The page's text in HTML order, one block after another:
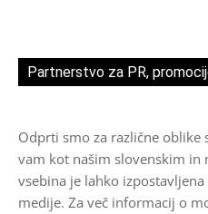
Partnerstvo za PR,
Odprti smo za različne
vam kot našim slovenskim in
vsebina je lahko
medije. Za več informacij o